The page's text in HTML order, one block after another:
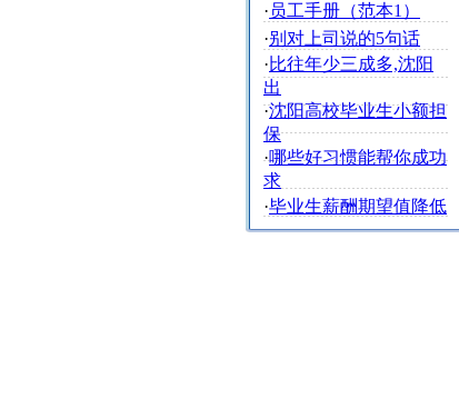
· 员工手册（范本1）
·别对上司说的5句话
·比往年少三成多,沈阳
出
·沈阳高校毕业生小额担
保
·哪些好习惯能帮你成功
求
·毕业生薪酬期望值降低